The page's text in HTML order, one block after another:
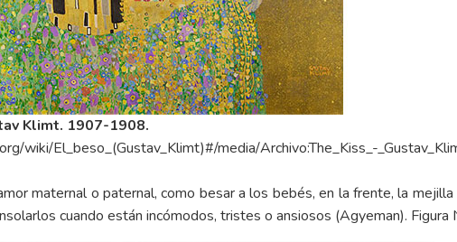
Klimt. 1907-1908.
wiki/El_beso_(Gustav_Klimt)#/media/Archivo:The_Kiss_-
maternal o paternal, como besar a los bebés, en la frente, la
cuando están incómodos, tristes o ansiosos (Agyeman). Figura